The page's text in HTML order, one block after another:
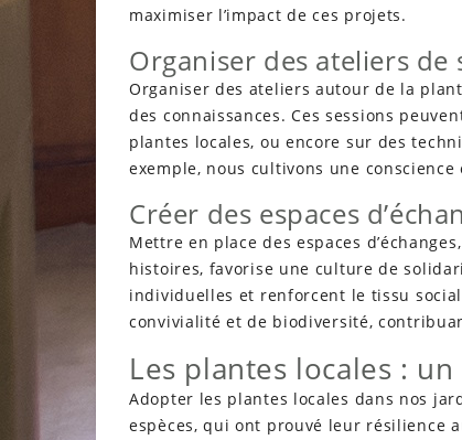
maximiser l’impact de ces projets.
Organiser des ateliers de
Organiser des ateliers autour de la
des connaissances. Ces sessions
plantes locales, ou encore sur des
exemple, nous cultivons une
Créer des espaces
Mettre en place des espaces
histoires, favorise une culture de
individuelles et renforcent le tissu
convivialité et de biodiversité,
Les plantes locales :
Adopter les plantes locales dans nos
espèces, qui ont prouvé leur résilience